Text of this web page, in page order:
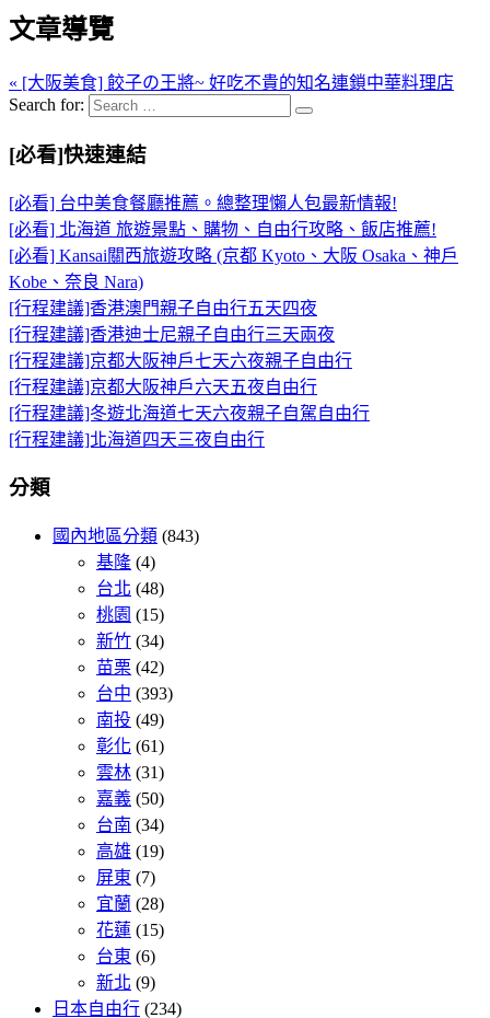
文章導覽
« [大阪美食] 餃子の王將~ 好吃不貴的知名連鎖中華料理店
Search for:
[必看]快速連結
[必看] 台中美食餐廳推薦。總整理懶人包最新情報!
[必看] 北海道 旅遊景點、購物、自由行攻略、飯店推薦!
[必看] Kansai關西旅遊攻略 (京都 Kyoto、大阪 Osaka、神戶
Kobe、奈良 Nara)
[行程建議]香港澳門親子自由行五天四夜
[行程建議]香港迪士尼親子自由行三天兩夜
[行程建議]京都大阪神戶七天六夜親子自由行
[行程建議]京都大阪神戶六天五夜自由行
[行程建議]冬遊北海道七天六夜親子自駕自由行
[行程建議]北海道四天三夜自由行
分類
國內地區分類 (843)
基隆 (4)
台北 (48)
桃園 (15)
新竹 (34)
苗栗 (42)
台中 (393)
南投 (49)
彰化 (61)
雲林 (31)
嘉義 (50)
台南 (34)
高雄 (19)
屏東 (7)
宜蘭 (28)
花蓮 (15)
台東 (6)
新北 (9)
日本自由行 (234)